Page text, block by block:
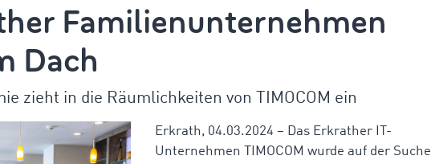
Familienunternehmen
Dach
zieht in die Räumlichkeiten von TIMOCOM ein
Erkrath, 04.03.2024 – Das Erkrather IT-
Unternehmen TIMOCOM wurde auf der Suche